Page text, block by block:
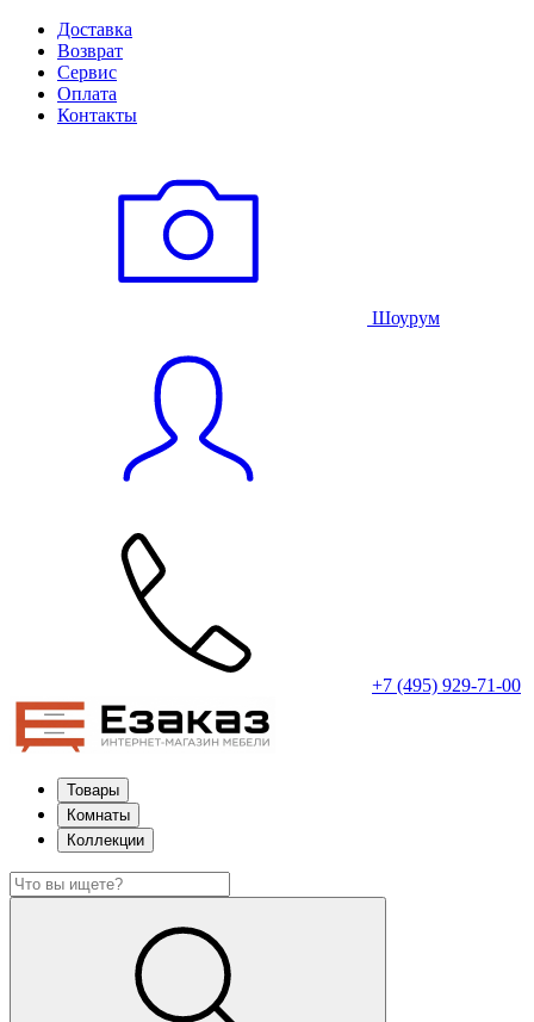
Доставка
Возврат
Сервис
Оплата
Контакты
Шоурум
+7 (495) 929-71-00
Товары
Комнаты
Коллекции